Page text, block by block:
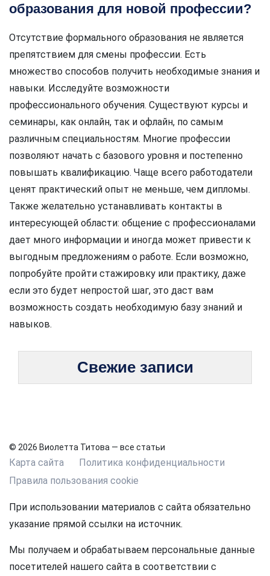
образования для новой профессии?
Отсутствие формального образования не является
препятствием для смены профессии. Есть
множество способов получить необходимые знания и
навыки. Исследуйте возможности
профессионального обучения. Существуют курсы и
семинары, как онлайн, так и офлайн, по самым
различным специальностям. Многие профессии
позволяют начать с базового уровня и постепенно
повышать квалификацию. Чаще всего работодатели
ценят практический опыт не меньше, чем дипломы.
Также желательно устанавливать контакты в
интересующей области: общение с профессионалами
дает много информации и иногда может привести к
выгодным предложениям о работе. Если возможно,
попробуйте пройти стажировку или практику, даже
если это будет непростой шаг, это даст вам
возможность создать необходимую базу знаний и
навыков.
Свежие записи
© 2026 Виолетта Титова — все статьи
Карта сайта
Политика конфиденциальности
Правила пользования cookie
При использовании материалов с сайта обязательно
указание прямой ссылки на источник.
Мы получаем и обрабатываем персональные данные
посетителей нашего сайта в соответствии с